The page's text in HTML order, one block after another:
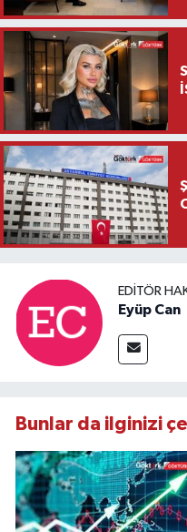
EDITÖR
Eyüp Can
Bunlar da ilginizi